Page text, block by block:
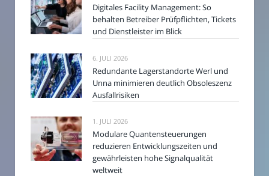
Digitales Facility Management: So
behalten Betreiber Prüfpflichten, Tickets
und Dienstleister im Blick
6. JULI 2026
Redundante Lagerstandorte Werl und
Unna minimieren deutlich Obsoleszenz
Ausfallrisiken
1. JULI 2026
Modulare Quantensteuerungen
reduzieren Entwicklungszeiten und
gewährleisten hohe Signalqualität
weltweit